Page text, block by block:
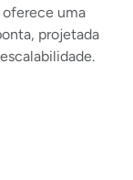
oferece uma
projetada